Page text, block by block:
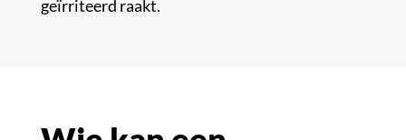
geïrriteerd raakt.